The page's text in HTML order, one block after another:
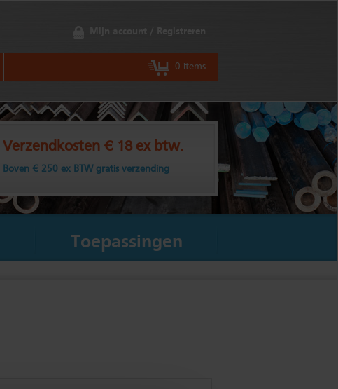
Mijn account / Registreren
0 items
Verzendkosten € 18 ex btw.
Boven € 250 ex BTW gratis verzending
Toepassingen